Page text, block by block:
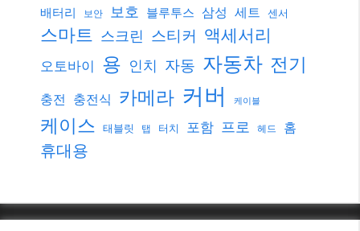
배터리 보안 보호 블루투스 삼성 세트 센서
스마트 스크린 스티커 액세서리
오토바이 용 인치 자동 자동차 전기
충전 충전식 카메라 커버 케이블
케이스 태블릿 탭 터치 포함 프로 헤드 홈
휴대용